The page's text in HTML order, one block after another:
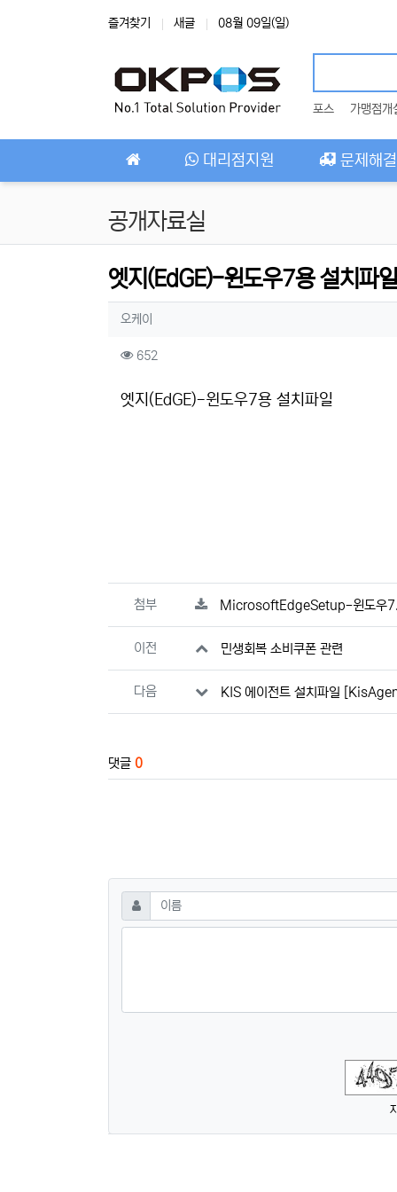
즐겨찾기 새글 08월 09일(일)
포스 가맹점개
대리점지원 문제해
공개자료실
엣지(EdGE)-윈도우7용 설치파일
작성자 정보
오케이
컨텐츠 정보
652
본문
엣지(EdGE)-윈도우7용 설치파일
관련자료
첨부 MicrosoftEdgeSetup-윈도우
이전 민생회복 소비쿠폰 관련
다음 KIS 에이전트 설치파일
댓글 0
댓글쓰기
이름 필수